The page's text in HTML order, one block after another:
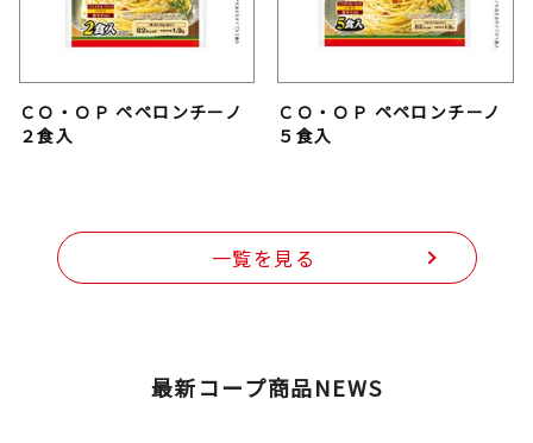
ＣＯ・ＯＰ ペペロンチーノ
２食入
ＣＯ・ＯＰ ペペロンチーノ
５食入
一覧を見る
最新コープ商品NEWS